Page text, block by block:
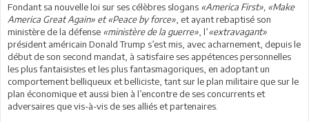
Fondant sa nouvelle loi sur ses célèbres slogans «America First», «Make
America Great Again» et «Peace by force» , et ayant rebaptisé son
ministère de la défense «ministère de la guerre» , l’«extravagant»
président américain Donald Trump s’est mis, avec acharnement, depuis le
début de son second mandat, à satisfaire ses appétences personnelles
les plus fantaisistes et les plus fantasmagoriques, en adoptant un
comportement belliqueux et belliciste, tant sur le plan militaire que sur le
plan économique et aussi bien à l’encontre de ses concurrents et
adversaires que vis-à-vis de ses alliés et partenaires.